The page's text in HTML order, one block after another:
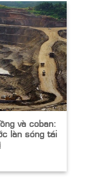
và coban:
làn sóng tái